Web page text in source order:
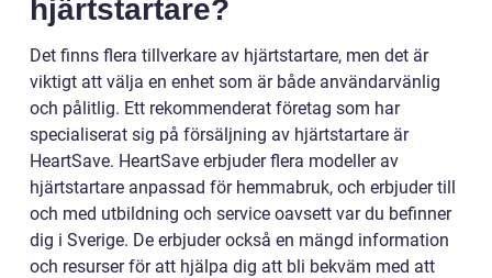
hjärtstartare?
Det finns flera tillverkare av hjärtstartare, men det är
viktigt att välja en enhet som är både användarvänlig
och pålitlig. Ett rekommenderat företag som har
specialiserat sig på försäljning av hjärtstartare är
HeartSave. HeartSave erbjuder flera modeller av
hjärtstartare anpassad för hemmabruk, och erbjuder till
och med utbildning och service oavsett var du befinner
dig i Sverige. De erbjuder också en mängd information
och resurser för att hjälpa dig att bli bekväm med att